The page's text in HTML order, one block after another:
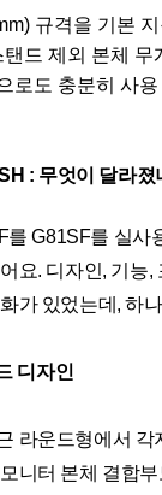
규격을 기본
드 제외 본체 무
로도 충분히 사
: 무엇이 달라졌
를 G81SF를 실사
요. 디자인, 기능,
가 있었는데, 하
디자인
라운드형에서 각
니터 본체 결합